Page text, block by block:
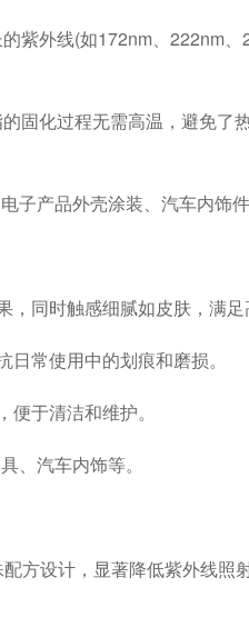
外线(如172nm、222nm、
化过程无需高温，避免了
产品外壳涂装、汽车内饰件
同时触感细腻如皮肤，满足
常使用中的划痕和磨损。
于清洁和维护。
汽车内饰等。
方设计，显著降低紫外线照